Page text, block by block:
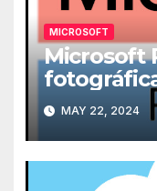
MICROSOFT
Microsoft
MAY 22, 2024